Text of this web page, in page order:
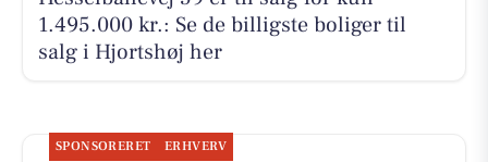
1.495.000 kr.: Se de billigste boliger til
salg i Hjortshøj her
SPONSORERET ERHVERV